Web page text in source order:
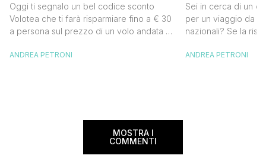
Oggi ti segnalo un bel codice sconto
Volotea che ti farà risparmiare fino a € 30
a persona sul prezzo di un volo andata e
15 a tratta, che diventano € 30 su un volo
ANDREA PETRONI
Sei in cerca di un
per un viaggio da
nazionali? Se la
Alitalia per l’Italia.
ANDREA PETRONI
MOSTRA I
COMMENTI